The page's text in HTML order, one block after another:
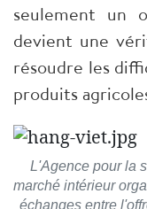
seulement un
devient une
résoudre les
produits
L'Agence pour la
marché intérieur
échanges entre